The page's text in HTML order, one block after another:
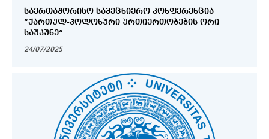
ᲡᲐᲔᲠᲗᲐᲨᲝᲠᲘᲡᲝ ᲡᲐᲛᲔᲪᲜᲘᲔᲠᲝ ᲙᲝᲜᲤᲔᲠᲔᲜᲪᲘᲐ
“ᲥᲐᲠᲗᲣᲚ-ᲞᲝᲚᲝᲜᲣᲠᲘ ᲣᲠᲗᲘᲔᲠᲗᲝᲑᲔᲑᲘᲡ ᲝᲠᲘ
ᲡᲐᲣᲙᲣᲜᲔ“
24/07/2025